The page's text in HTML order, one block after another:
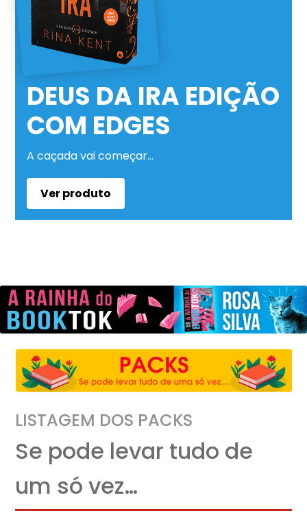
DEUS DA IRA EDIÇÃO
COM EDGES
A caçada vai começar…
Ver produto
LISTAGEM DOS PACKS
Se pode levar tudo de
um só vez…